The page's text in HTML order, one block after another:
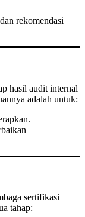
rekomendasi
hasil audit internal
adalah untuk:
sertifikasi
tahap: